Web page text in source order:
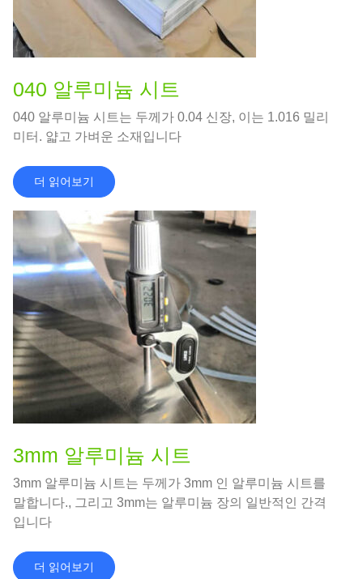
040 알루미늄 시트
040 알루미늄 시트는 두께가 0.04 신장, 이는 1.016 밀리
미터. 얇고 가벼운 소재입니다
더 읽어보기
3mm 알루미늄 시트
3mm 알루미늄 시트는 두께가 3mm 인 알루미늄 시트를
말합니다., 그리고 3mm는 알루미늄 장의 일반적인 간격
입니다
더 읽어보기